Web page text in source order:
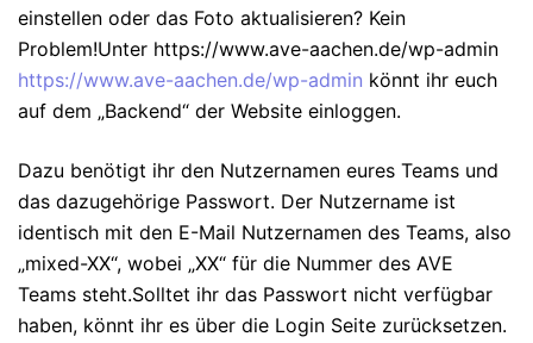
einstellen oder das Foto aktualisieren? Kein
Problem!Unter https://www.ave-aachen.de/wp-admin
https://www.ave-aachen.de/wp-admin könnt ihr euch
auf dem „Backend“ der Website einloggen.
Dazu benötigt ihr den Nutzernamen eures Teams und
das dazugehörige Passwort. Der Nutzername ist
identisch mit den E-Mail Nutzernamen des Teams, also
„mixed-XX“, wobei „XX“ für die Nummer des AVE
Teams steht.Solltet ihr das Passwort nicht verfügbar
haben, könnt ihr es über die Login Seite zurücksetzen.